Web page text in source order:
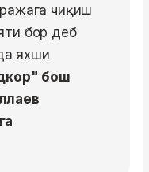
чиқиш
бор деб
яхши
бош